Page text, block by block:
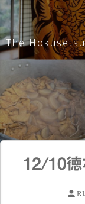
The
12/10徳